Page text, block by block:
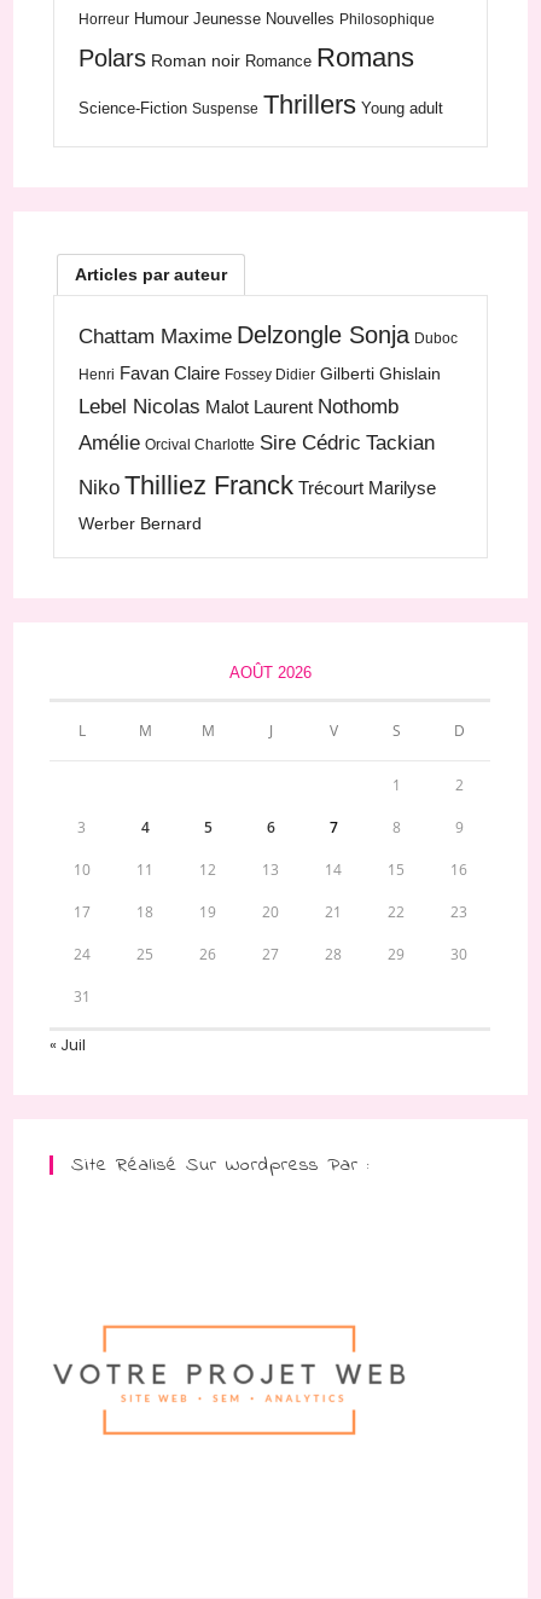
Horreur Humour Jeunesse Nouvelles Philosophique
Polars Roman noir Romance Romans
Science-Fiction Suspense Thrillers Young adult
Articles par auteur
Chattam Maxime Delzongle Sonja Duboc
Henri Favan Claire Fossey Didier Gilberti Ghislain
Lebel Nicolas Malot Laurent Nothomb
Amélie Orcival Charlotte Sire Cédric Tackian
Niko Thilliez Franck Trécourt Marilyse
Werber Bernard
AOÛT 2026
L M M J V S D
1 2
3 4 5 6 7 8 9
10 11 12 13 14 15 16
17 18 19 20 21 22 23
24 25 26 27 28 29 30
31
« Juil
Site Réalisé Sur Wordpress Par :